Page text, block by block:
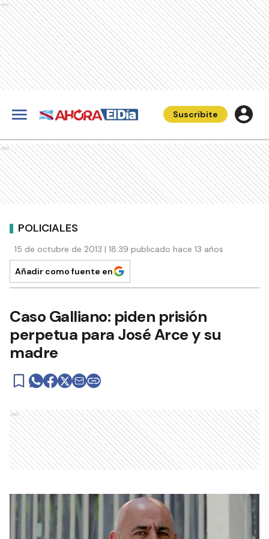
Ads
Suscribite
Ads
POLICIALES
15 de octubre de 2013 | 18:39 publicado hace 13 años
Añadir como fuente en
Caso Galliano: piden prisión
perpetua para José Arce y su
madre
Ads